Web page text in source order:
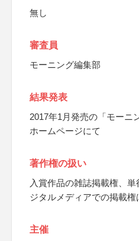
無し
審査員
モーニング編集部
結果発表
2017年1月発売の「モーニ
ホームページにて
著作権の扱い
入賞作品の雑誌掲載権、
ジタルメディアでの掲載
主催